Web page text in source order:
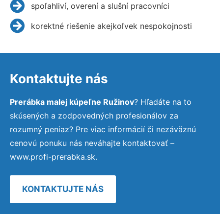
spoľahliví, overení a slušní pracovníci
korektné riešenie akejkoľvek nespokojnosti
Kontaktujte nás
Prerábka malej kúpeľne Ružinov? Hľadáte na to
skúsených a zodpovedných profesionálov za
rozumný peniaz? Pre viac informácií či nezáväznú
cenovú ponuku nás neváhajte kontaktovať –
www.profi-prerabka.sk.
KONTAKTUJTE NÁS